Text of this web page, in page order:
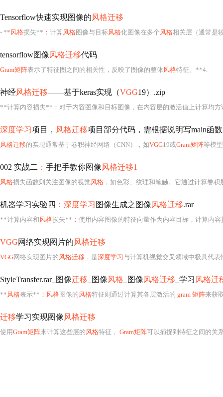
Tensorflow快速实现图像的风格迁移
- **风格损失** ： 计算风格图像与目标风格化图像在多个风格相关层（通常是较
tensorflow图像风格迁移代码
Gram矩阵表示了特征图之间的相关性，反映了图像的整体风格特征。**4.
神经风格迁移——基于keras实现（VGG19）.zip
**计算内容损失** ： 对于内容图像和目标图像，在内容层的激活值上计算均
深度学习项目， 风格迁移项目部分代码，需根据说明写main函数
风格迁移的实现通常基于卷积神经网络（CNN），如VGG19或Gram矩阵等模
002 实战二 ： 手把手教你图像风格迁移1
风格损失函数则关注图像的视觉风格 ，如色彩、纹理和笔触。它通过计算卷
机器学习实验四 ：深度学习 图像生成之图像风格迁移.rar
**计算内容和风格损失** ： 使用内容图像的特征向量作为内容目标，计算内
VGG网络实现图片的风格迁移
VGG网络实现图片的风格迁移 ，是深度学习与计算机视觉交叉领域中极具代表性且理论扎实、实践成熟
StyleTransfer.rar_图像迁移 _图像风格 _图像风格迁移 _学习 风格迁
**风格表示** ：风格图像的风格特征则通过计算其各层激活的 gram 矩阵来获
迁移学习实现图像风格迁移
使用Gram矩阵来计算这些层的风格特征， Gram矩阵可以捕捉到特征之间的关